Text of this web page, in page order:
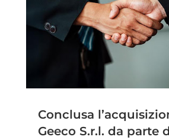
Conclusa
Geeco S.r.l. da parte